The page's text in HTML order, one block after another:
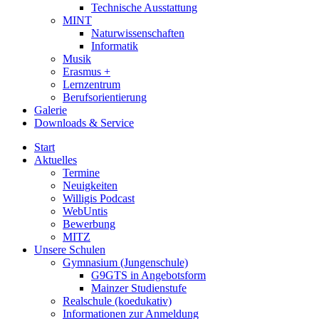
Technische Ausstattung
MINT
Naturwissenschaften
Informatik
Musik
Erasmus +
Lernzentrum
Berufsorientierung
Galerie
Downloads & Service
Start
Aktuelles
Termine
Neuigkeiten
Willigis Podcast
WebUntis
Bewerbung
MITZ
Unsere Schulen
Gymnasium (Jungenschule)
G9GTS in Angebotsform
Mainzer Studienstufe
Realschule (koedukativ)
Informationen zur Anmeldung